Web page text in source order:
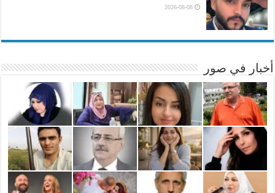
2026-08-08
أخبار في صور